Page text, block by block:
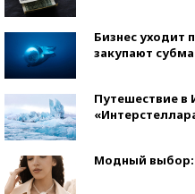
Бизнес уходит
закупают
Путешествие в
Модный выбор: